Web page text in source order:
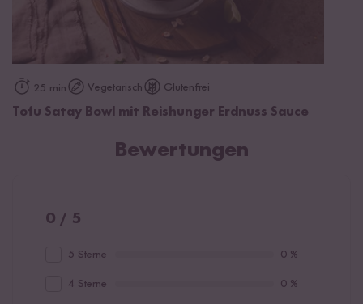
25 min Vegetarisch Glutenfrei
Tofu Satay Bowl mit Reishunger Erdnuss Sauce
Bewertungen
0 / 5
5 Sterne 0 %
4 Sterne 0 %